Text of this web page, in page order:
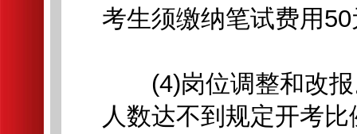
考生须缴纳笔试费用
(4)岗位调整和改报
人数达不到规定开考